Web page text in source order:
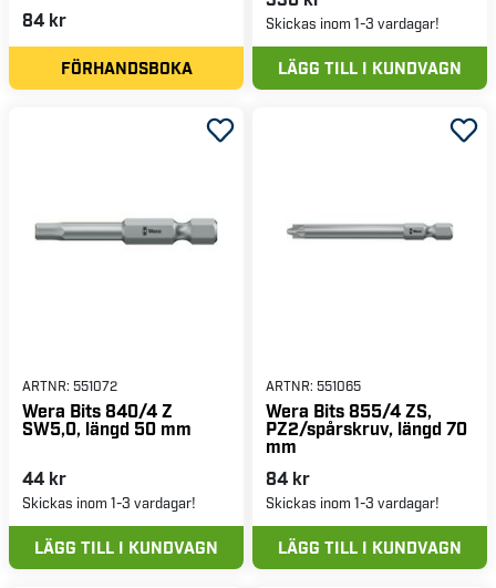
84 kr
FÖRHANDSBOKA
Skickas inom 1-3 vardagar!
LÄGG TILL I KUNDVAGN
ARTNR: 551072
Wera Bits 840/4 Z
SW5,0, längd 50 mm
44 kr
Skickas inom 1-3 vardagar!
LÄGG TILL I KUNDVAGN
ARTNR: 551065
Wera Bits 855/4 ZS,
PZ2/spårskruv, längd 70
mm
84 kr
Skickas inom 1-3 vardagar!
LÄGG TILL I KUNDVAGN